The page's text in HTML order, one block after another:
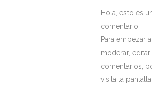
Hola, esto es
comentario.
Para empezar a
moderar,
comentarios,
visita la